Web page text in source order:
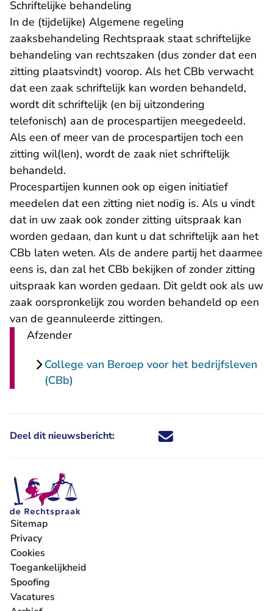
Schriftelijke behandeling
In de (tijdelijke) Algemene regeling
zaaksbehandeling Rechtspraak staat schriftelijke
behandeling van rechtszaken (dus zonder dat een
zitting plaatsvindt) voorop. Als het CBb verwacht
dat een zaak schriftelijk kan worden behandeld,
wordt dit schriftelijk (en bij uitzondering
telefonisch) aan de procespartijen meegedeeld.
Als een of meer van de procespartijen toch een
zitting wil(len), wordt de zaak niet schriftelijk
behandeld.
Procespartijen kunnen ook op eigen initiatief
meedelen dat een zitting niet nodig is. Als u vindt
dat in uw zaak ook zonder zitting uitspraak kan
worden gedaan, dan kunt u dat schriftelijk aan het
CBb laten weten. Als de andere partij het daarmee
eens is, dan zal het CBb bekijken of zonder zitting
uitspraak kan worden gedaan. Dit geldt ook als uw
zaak oorspronkelijk zou worden behandeld op een
van de geannuleerde zittingen.
Afzender
College van Beroep voor het bedrijfsleven
(CBb)
Deel dit nieuwsbericht: Deel dit nieuwsbericht via X -
Deel dit nieuwsbericht via
Deel dit nieuwsbericht
Deel dit
Sitemap
Privacy
Cookies
Toegankelijkheid
Spoofing
Vacatures
- U verlaat Rechtspraak.nl